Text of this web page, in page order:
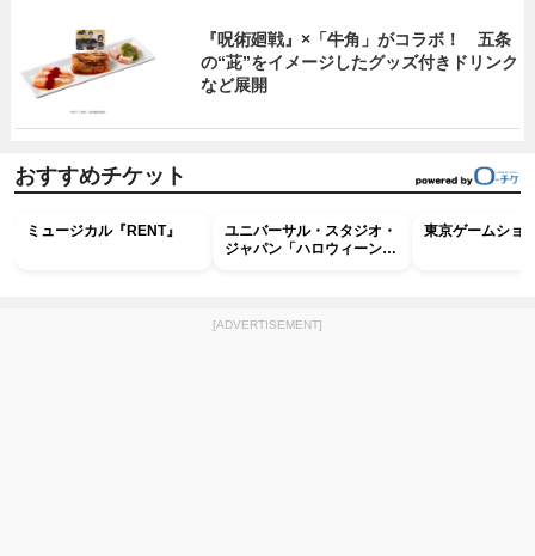
『呪術廻戦』×「牛角」がコラボ！ 五条
の“茈”をイメージしたグッズ付きドリンク
など展開
おすすめチケット
ミュージカル『RENT』
ユニバーサル・スタジオ・
ジャパン「ハロウィーン・
東京ゲームショ
[ADVERTISEMENT]